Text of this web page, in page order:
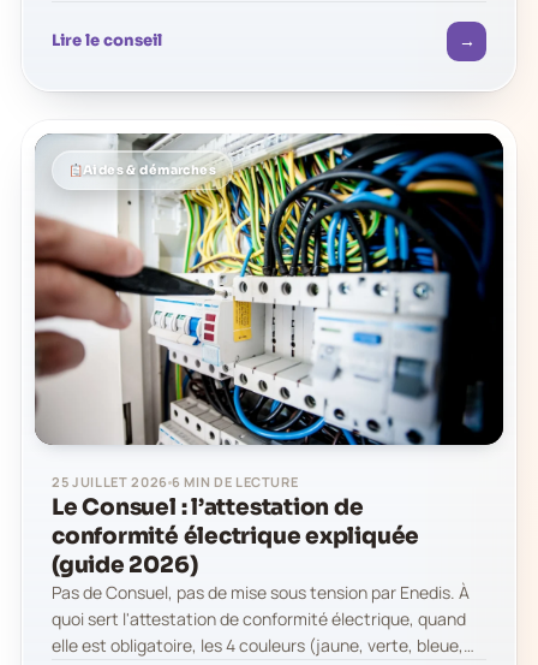
Lire le conseil →
Aides & démarches
25 JUILLET 2026 6 MIN DE LECTURE
Le Consuel : l’attestation de
conformité électrique expliquée
(guide 2026)
Pas de Consuel, pas de mise sous tension par Enedis. À
quoi sert l'attestation de conformité électrique, quand
elle est obligatoire, les 4 couleurs (jaune, verte, bleue,